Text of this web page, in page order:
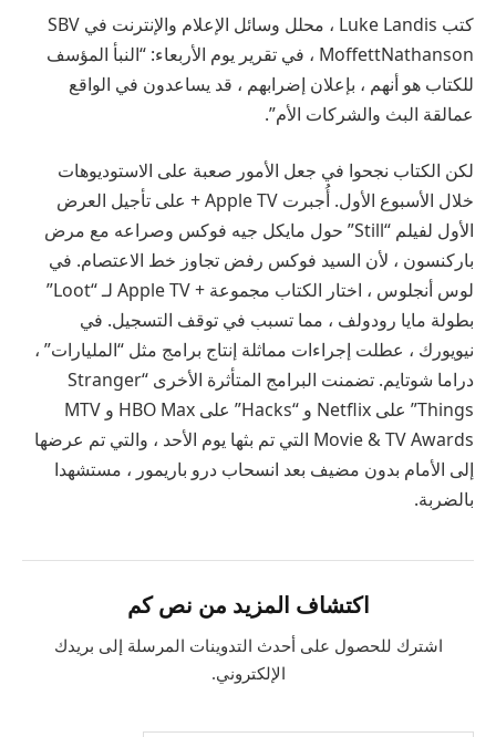
كتب Luke Landis ، محلل وسائل الإعلام والإنترنت في SBV
MoffettNathanson ، في تقرير يوم الأربعاء: “النبأ المؤسف
للكتاب هو أنهم ، بإعلان إضرابهم ، قد يساعدون في الواقع
عمالقة البث والشركات الأم”.
لكن الكتاب نجحوا في جعل الأمور صعبة على الاستوديوهات
خلال الأسبوع الأول. أُجبرت Apple TV + على تأجيل العرض
الأول لفيلم “Still” حول مايكل جيه فوكس وصراعه مع مرض
باركنسون ، لأن السيد فوكس رفض تجاوز خط الاعتصام. في
لوس أنجلوس ، اختار الكتاب مجموعة + Apple TV لـ “Loot”
بطولة مايا رودولف ، مما تسبب في توقف التسجيل. في
نيويورك ، عطلت إجراءات مماثلة إنتاج برامج مثل “المليارات” ،
دراما شوتايم. تضمنت البرامج المتأثرة الأخرى “Stranger
Things” على Netflix و “Hacks” على HBO Max و MTV
Movie & TV Awards التي تم بثها يوم الأحد ، والتي تم عرضها
إلى الأمام بدون مضيف بعد انسحاب درو باريمور ، مستشهدا
بالضربة.
اكتشاف المزيد من نص كم
اشترك للحصول على أحدث التدوينات المرسلة إلى بريدك
الإلكتروني.